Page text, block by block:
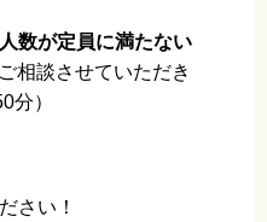
数が定員に満たない
相談させていただき
分）
さい！